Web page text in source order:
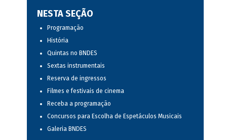
NESTA SEÇÃO
Programação
História
Quintas no BNDES
Sextas instrumentais
Reserva de ingressos
Filmes e festivais de cinema
Receba a programação
Concursos para Escolha de Espetáculos Musicais
Galeria BNDES